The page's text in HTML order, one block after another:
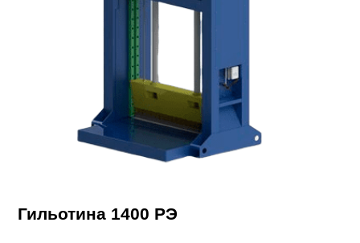
Гильотина 1400 РЭ